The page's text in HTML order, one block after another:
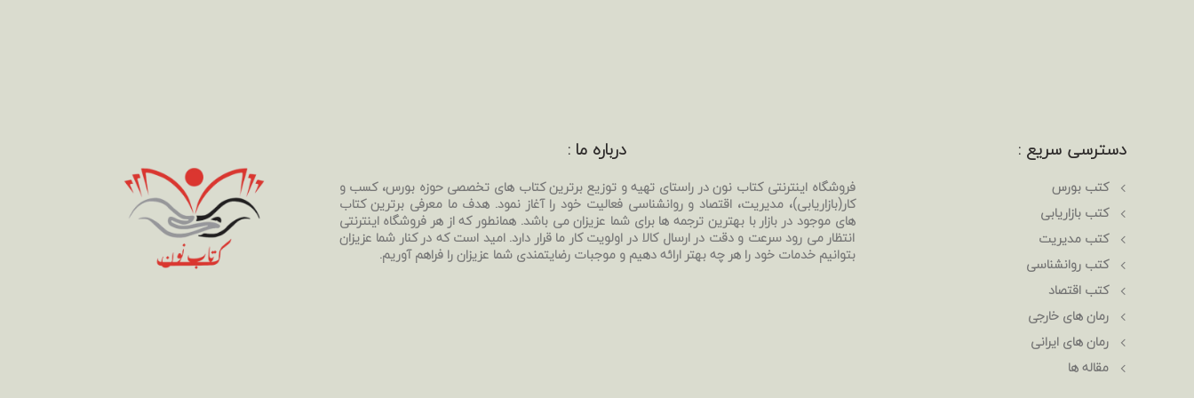
درباره ما :
فروشگاه اینترنتی کتاب نون در راستای تهیه و توزیع برترین کتاب های تخصصی حوزه بورس، کسب و
کار(بازاریابی)، مدیریت، اقتصاد و روانشناسی فعالیت خود را آغاز نمود. هدف ما معرفی برترین کتاب
های موجود در بازار با بهترین ترجمه ها برای شما عزیزان می باشد. همانطور که از هر فروشگاه اینترنتی
انتظار می رود سرعت و دقت در ارسال کالا در اولویت کار ما قرار دارد. امید است که در کنار شما عزیزان
بتوانیم خدمات خود را هر چه بهتر ارائه دهیم و موجبات رضایتمندی شما عزیزان را فراهم آوریم.
دسترسی سریع :
کتب بورس
کتب بازاریابی
کتب مدیریت
کتب روانشناسی
کتب اقتصاد
رمان های خارجی
رمان های ایرانی
مقاله ها